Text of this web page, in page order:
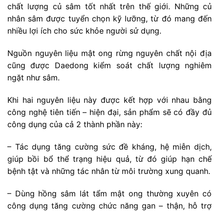
chất lượng củ sâm tốt nhất trên thế giới. Những củ
nhân sâm được tuyển chọn kỹ lưỡng, từ đó mang đến
nhiều lợi ích cho sức khỏe người sử dụng.
Nguồn nguyên liệu mật ong rừng nguyên chất nội địa
cũng được Daedong kiểm soát chất lượng nghiêm
ngặt như sâm.
Khi hai nguyên liệu này được kết hợp với nhau bằng
công nghệ tiên tiến – hiện đại, sản phẩm sẽ có đầy đủ
công dụng của cả 2 thành phần này:
– Tác dụng tăng cường sức đề kháng, hệ miễn dịch,
giúp bồi bổ thể trạng hiệu quả, từ đó giúp hạn chế
bệnh tật và những tác nhân từ môi trường xung quanh.
– Dùng hồng sâm lát tẩm mật ong thường xuyên có
công dụng tăng cường chức năng gan – thận, hỗ trợ